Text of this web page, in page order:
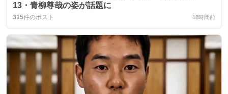
13・青柳尊哉の姿が話題に
315件のポスト 18時間前